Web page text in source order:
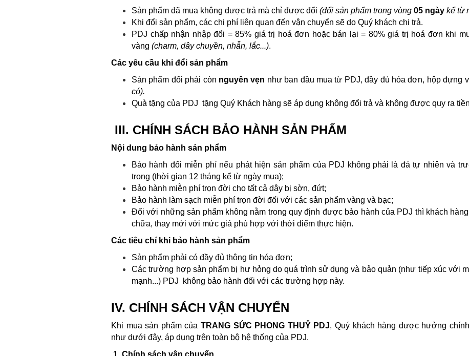
Sản phẩm đã mua không được trả mà chỉ được đổi (đổi sản phẩm trong vòng 05 ngày kể từ
Khi đổi sản phẩm, các chi phí liên quan đến vận chuyển sẽ do Quý khách chi trả.
PDJ chấp nhận nhập đổi = 85% giá trị hoá đơn hoặc bán lại = 80% giá trị hoá đơn khi
vàng (charm, dây chuyền, nhẫn, lắc...).
Các yêu cầu khi đổi sản phẩm
Sản phẩm đổi phải còn nguyên vẹn như ban đầu mua từ PDJ, đầy đủ hóa đơn, hộp đựng
có).
Quà tặng của PDJ tặng Quý Khách hàng sẽ áp dụng không đổi trả và không được quy ra
III. CHÍNH SÁCH BẢO HÀNH SẢN PHẨM
Nội dung bảo hành sản phẩm
Bảo hành đổi miễn phí nếu phát hiện sản phẩm của PDJ không phải là đá tự nhiên và
trong (thời gian 12 tháng kể từ ngày mua);
Bảo hành miễn phí trọn đời cho tất cả dây bị sờn, đứt;
Bảo hành làm sạch miễn phí trọn đời đối với các sản phẩm vàng và bạc;
Đối với những sản phẩm không nằm trong quy định được bảo hành của PDJ thì khách
chữa, thay mới với mức giá phù hợp với thời điểm thực hiện.
Các tiêu chí khi bảo hành sản phẩm
Sản phẩm phải có đầy đủ thông tin hóa đơn;
Các trường hợp sản phẩm bị hư hỏng do quá trình sử dụng và bảo quản (như tiếp xúc với
mạnh...) PDJ không bảo hành đối với các trường hợp này.
IV. CHÍNH SÁCH VẬN CHUYỂN
Khi mua sản phẩm của TRANG SỨC PHONG THUỶ PDJ, Quý khách hàng được hưởng
như dưới đây, áp dụng trên toàn bộ hệ thống của PDJ.
1. Chính sách vận chuyển